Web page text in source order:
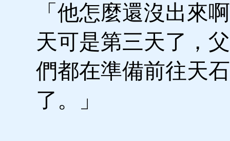
「他怎麼還沒出來
天可是第三天了，
們都在準備前往天
了。」